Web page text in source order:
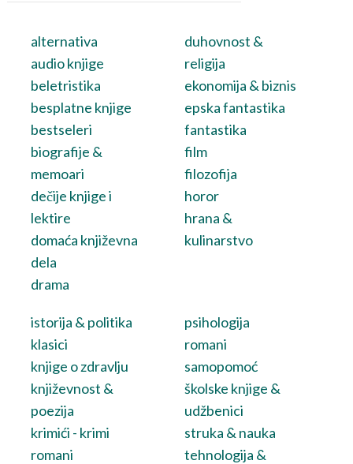
alternativa
audio knjige
beletristika
besplatne knjige
bestseleri
biografije &
memoari
dečije knjige i
lektire
domaća književna
dela
drama
duhovnost &
religija
ekonomija & biznis
epska fantastika
fantastika
film
filozofija
horor
hrana &
kulinarstvo
istorija & politika
klasici
knjige o zdravlju
književnost &
poezija
krimići - krimi
romani
psihologija
romani
samopomoć
školske knjige &
udžbenici
struka & nauka
tehnologija &